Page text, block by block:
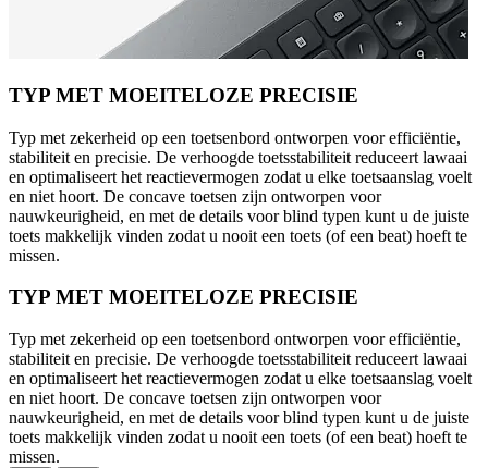
TYP MET MOEITELOZE PRECISIE
Typ met zekerheid op een toetsenbord ontworpen voor efficiëntie,
stabiliteit en precisie. De verhoogde toetsstabiliteit reduceert lawaai
en optimaliseert het reactievermogen zodat u elke toetsaanslag voelt
en niet hoort. De concave toetsen zijn ontworpen voor
nauwkeurigheid, en met de details voor blind typen kunt u de juiste
toets makkelijk vinden zodat u nooit een toets (of een beat) hoeft te
missen.
TYP MET MOEITELOZE PRECISIE
Typ met zekerheid op een toetsenbord ontworpen voor efficiëntie,
stabiliteit en precisie. De verhoogde toetsstabiliteit reduceert lawaai
en optimaliseert het reactievermogen zodat u elke toetsaanslag voelt
en niet hoort. De concave toetsen zijn ontworpen voor
nauwkeurigheid, en met de details voor blind typen kunt u de juiste
toets makkelijk vinden zodat u nooit een toets (of een beat) hoeft te
missen.